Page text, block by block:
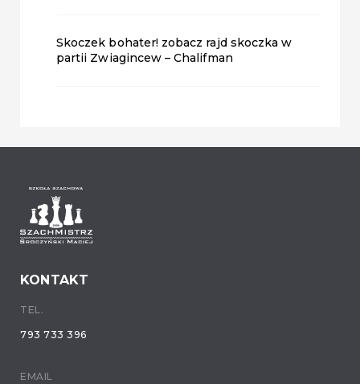
Skoczek bohater! zobacz rajd skoczka w
partii Zwiagincew – Chalifman
KONTAKT
TEL.
793 733 396
EMAIL